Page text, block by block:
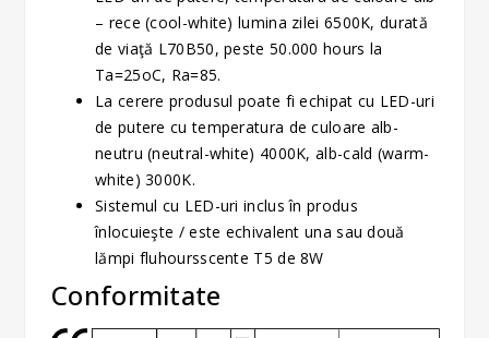
– rece (cool-white) lumina zilei 6500K, durată
de viaţă L70B50, peste 50.000 hours la
Ta=25oC, Ra=85.
La cerere produsul poate fi echipat cu LED-uri
de putere cu temperatura de culoare alb-
neutru (neutral-white) 4000K, alb-cald (warm-
white) 3000K.
Sistemul cu LED-uri inclus în produs
înlocuieşte / este echivalent una sau două
lămpi fluhoursscente T5 de 8W
Conformitate